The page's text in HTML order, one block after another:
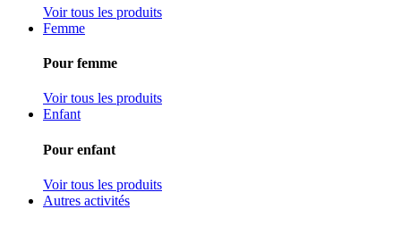
Voir tous les produits
Femme
Pour femme
Voir tous les produits
Enfant
Pour enfant
Voir tous les produits
Autres activités